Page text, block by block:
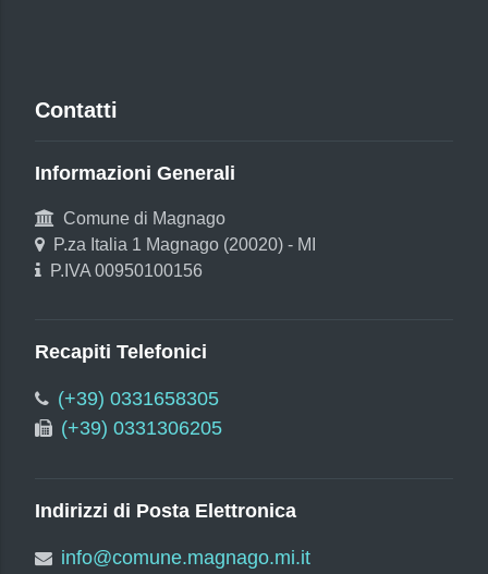
Contatti
Informazioni Generali
Comune di Magnago
P.za Italia 1 Magnago (20020) - MI
P.IVA 00950100156
Recapiti Telefonici
(+39) 0331658305
(+39) 0331306205
Indirizzi di Posta Elettronica
info@comune.magnago.mi.it